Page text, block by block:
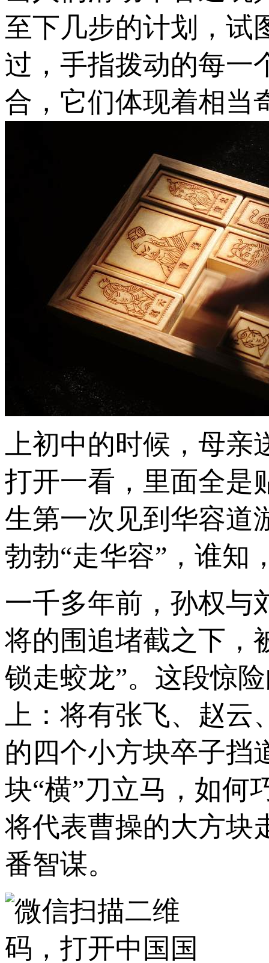
至下几步的计划，试
过，手指拨动的每一
合，它们体现着相当
上初中的时候，母
打开一看，里面全
生第一次见到华容道
勃勃“走华容”，谁知
一千多年前，孙权与
将的围追堵截之下，
锁走蛟龙”。这段惊
上：将有张飞、赵
的四个小方块卒子挡
块“横”刀立马，如何
将代表曹操的大方块
番智谋。